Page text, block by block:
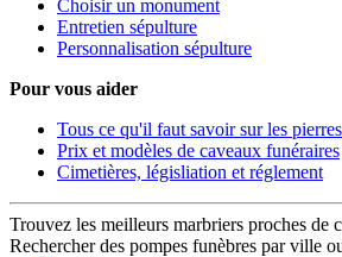
Choisir un monument
Entretien sépulture
Personnalisation sépulture
Pour vous aider
Tous ce qu'il faut savoir sur les
Prix et modèles de caveaux funéraires
Cimetières, législiation et réglement
Trouvez les meilleurs marbriers proches de
Rechercher des pompes funèbres par ville